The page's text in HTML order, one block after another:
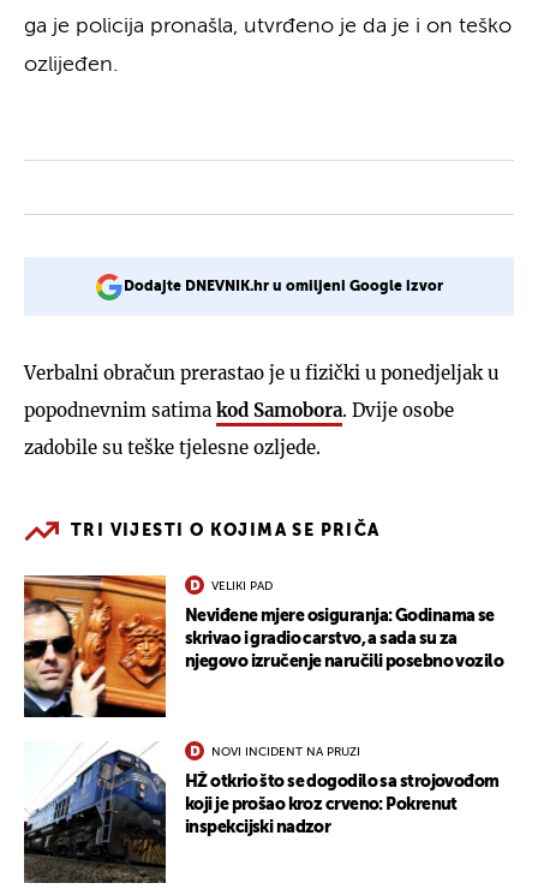
ga je policija pronašla, utvrđeno je da je i on teško
ozlijeđen.
Dodajte DNEVNIK.hr u omiljeni Google izvor
Verbalni obračun prerastao je u fizički u ponedjeljak u
popodnevnim satima kod Samobora. Dvije osobe
zadobile su teške tjelesne ozljede.
TRI VIJESTI O KOJIMA SE PRIČA
VELIKI PAD
Neviđene mjere osiguranja: Godinama se
skrivao i gradio carstvo, a sada su za
njegovo izručenje naručili posebno vozilo
NOVI INCIDENT NA PRUZI
HŽ otkrio što se dogodilo sa strojovođom
koji je prošao kroz crveno: Pokrenut
inspekcijski nadzor